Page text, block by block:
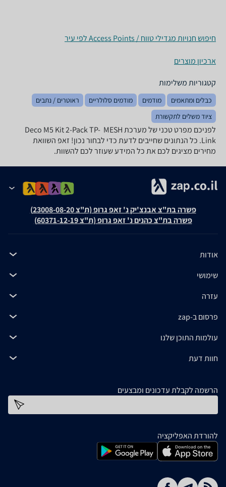
חיפוש חנויות מגדילי טווח / Access Points לפי עיר
ארכיון מוצרים
קטגוריות משלימות
כבלים ומתאמים מודמים מודמים סלולריים
ראוטרים / נתבים
ציוד משלים לתקשורת
לפניכם מפרט טכני של מערכת MESH ‏ Deco M5 Kit 2-Pack TP-
Link. כל הנתונים שחייבים לדעת כדי לבחור נכון! זאפ השוואת
מחירים מציגים לכם את כל המידע שעוזר לכם להשוות.
פשרה בת"צ אבנצ'יק נ' זאפ גרופ (ת"צ 23008-08-20)
פשרה בת"צ כהנים נ' זאפ גרופ (ת"צ 60371-12-19)
אודות
שימושי
עזרה
פרסום ב-zap
עולמות התוכן שלנו
חוות דעת
הרשמה לקבלת עדכונים ומבצעים
להורדת האפליקציה